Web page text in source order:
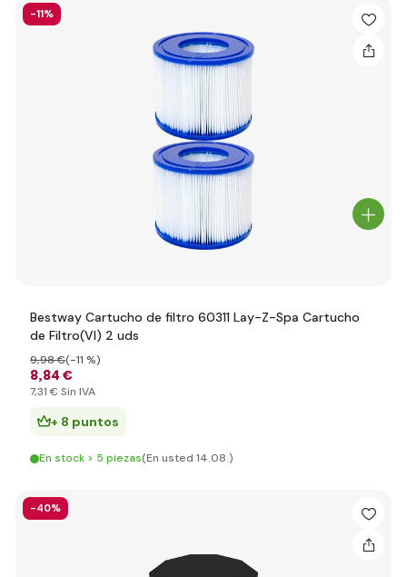
-11%
Bestway Cartucho de filtro 60311 Lay-Z-Spa Cartucho
de Filtro(VI) 2 uds
8,84 €
9,98 €(-11 %)
7,31 € Sin IVA
+ 8 puntos
En stock > 5 piezas(En usted 14.08.)
-40%